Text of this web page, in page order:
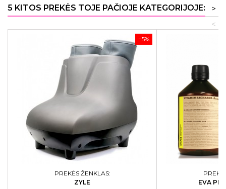
5 KITOS PREKĖS TOJE PAČIOJE KATEGORIJOJE:
>
<
−5%
PREKĖS ŽENKLAS:
ZYLE
EVA